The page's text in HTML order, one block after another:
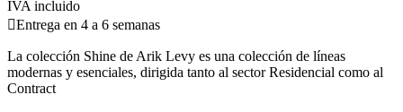
IVA incluido
Entrega en 4 a 6 semanas
La colección Shine de Arik Levy es una colección de líneas
modernas y esenciales, dirigida tanto al sector Residencial como al
Contract